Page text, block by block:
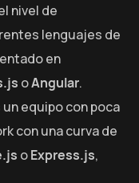
nivel de
lenguajes de
en
oAngular.
un equipo con poca
con una curva de
oExpress.js,